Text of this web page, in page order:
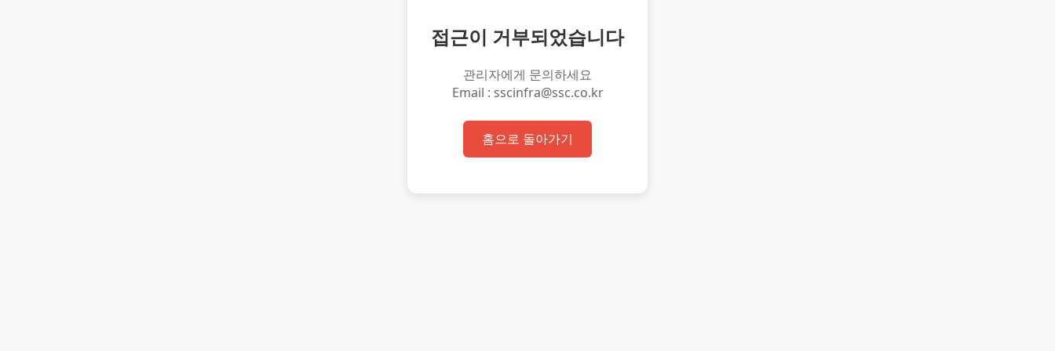
접근이 거부되었습니다
관리자에게 문의하세요
Email : sscinfra@ssc.co.kr
홈으로 돌아가기